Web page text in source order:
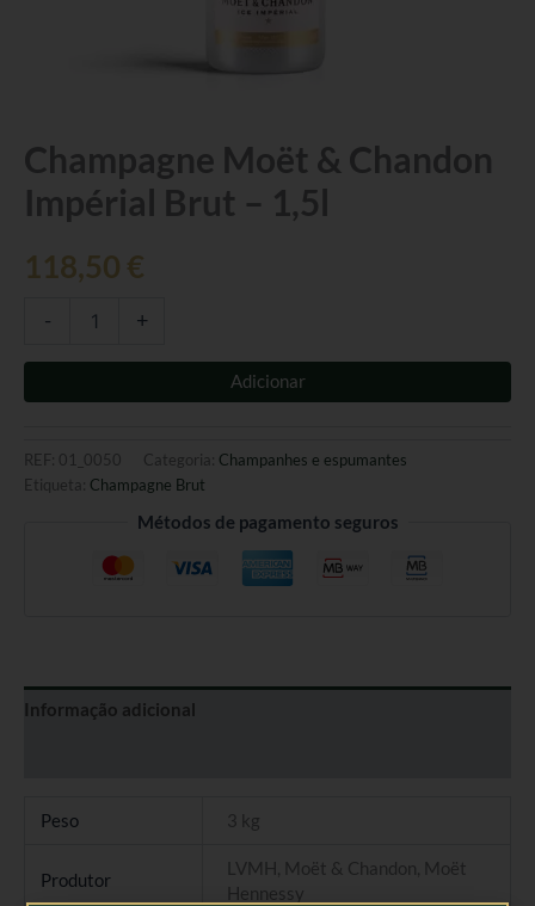
Champagne Moët & Chandon
Impérial Brut – 1,5l
118,50 €
-
Quantidade
de
Champagne
Moët
Chandon
1,5l
+
Adicionar
REF: 01_0050 Categoria: Champanhes e espumantes
Etiqueta: Champagne Brut
Métodos de pagamento seguros
Informação adicional
Peso 3 kg
Produtor
LVMH, Moët & Chandon, Moët
Hennessy